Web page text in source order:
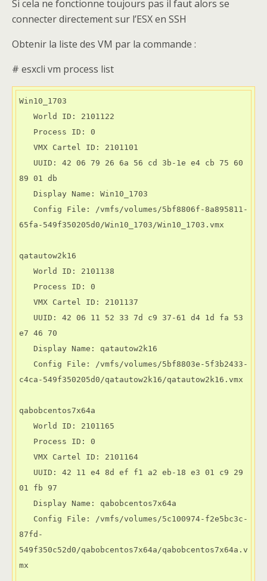
Si cela ne fonctionne toujours pas il faut alors se
connecter directement sur l’ESX en SSH
Obtenir la liste des VM par la commande :
# esxcli vm process list
Win10_1703
89 01 db
65fa-549f350205d0/Win10_1703/Win10_1703.vmx
qatautow2k16
e7 46 70
c4ca-549f350205d0/qatautow2k16/qatautow2k16.vmx
qabobcentos7x64a
01 fb 97
87fd-
549f350c52d0/qabobcentos7x64a/qabobcentos7x64a.v
mx